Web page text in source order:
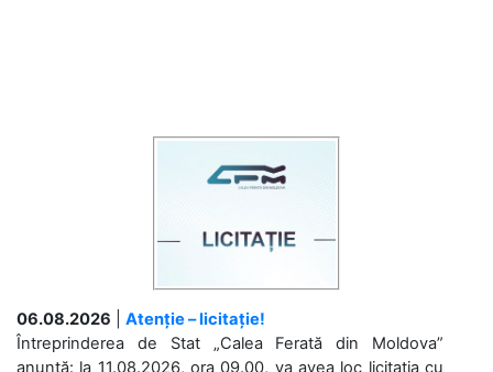
06.08.2026
Atenție – licitație!
Întreprinderea de Stat „Calea Ferată din Moldova”
anunță: la 11.08.2026, ora 09.00, va avea loc licitaţia cu